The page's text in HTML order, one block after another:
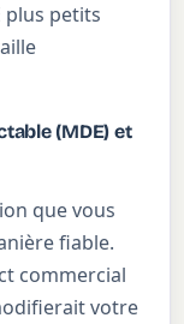
plus petits
(MDE) et
que vous
fiable.
commercial
votre